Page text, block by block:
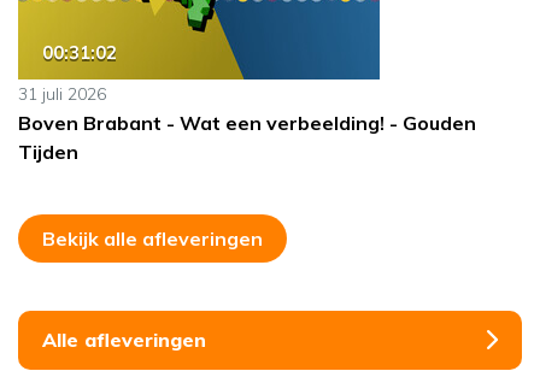
00:31:02
31 juli 2026
Boven Brabant - Wat een verbeelding! - Gouden
Tijden
Bekijk alle afleveringen
Alle afleveringen